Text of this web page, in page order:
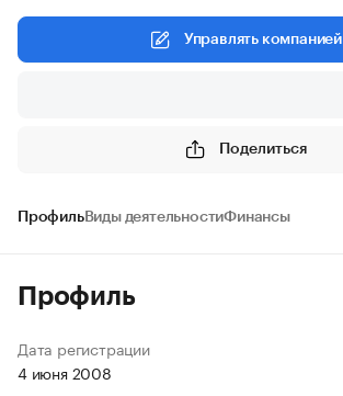
Управлять компанией
Поделиться
ПрофильВиды деятельностиФинансы
Профиль
Дата регистрации
4 июня 2008